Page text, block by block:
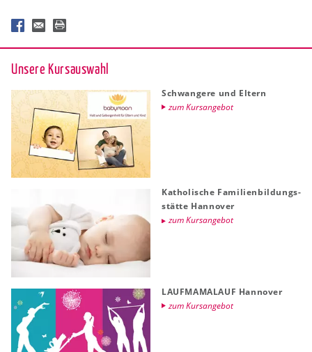
Un­se­re Kurs­aus­wahl
Schwan­ge­re und El­tern
zum Kurs­an­ge­bot
Ka­tho­li­sche Fa­mi­li­en­bil­dungs­
stät­te Han­no­ver
zum Kurs­an­ge­bot
LAUF­MA­MAL­AUF Han­no­ver
zum Kurs­an­ge­bot